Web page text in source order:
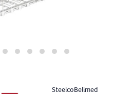
SteelcoBelimed